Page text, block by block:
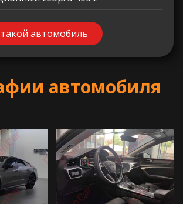
автомобиль
автомобиля